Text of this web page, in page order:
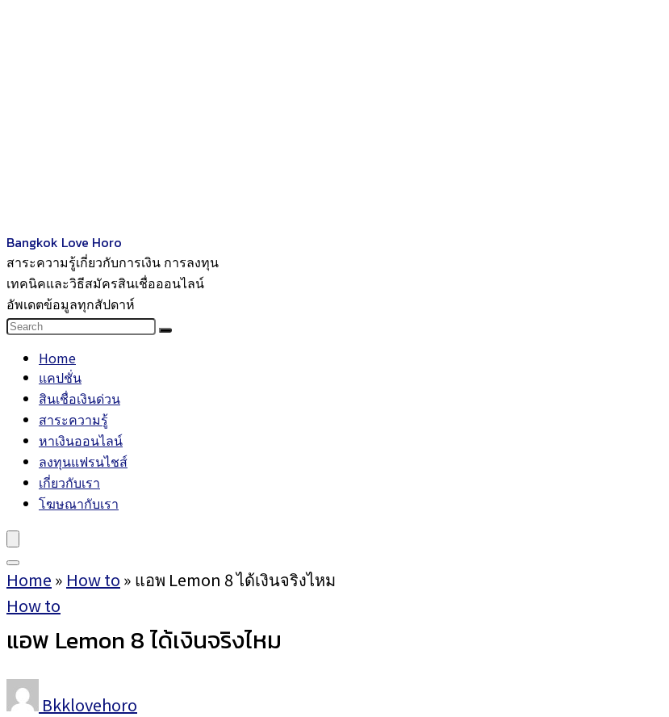
Bangkok Love Horo
สาระความรู้เกี่ยวกับการเงิน การลงทุน
เทคนิคและวิธีสมัครสินเชื่อออนไลน์
อัพเดตข้อมูลทุกสัปดาห์
Home
แคปชั่น
สินเชื่อเงินด่วน
สาระความรู้
หาเงินออนไลน์
ลงทุนแฟรนไชส์
เกี่ยวกับเรา
โฆษณากับเรา
Home » How to » แอพ Lemon 8 ได้เงินจริงไหม
How to
แอพ Lemon 8 ได้เงินจริงไหม
Bkklovehoro